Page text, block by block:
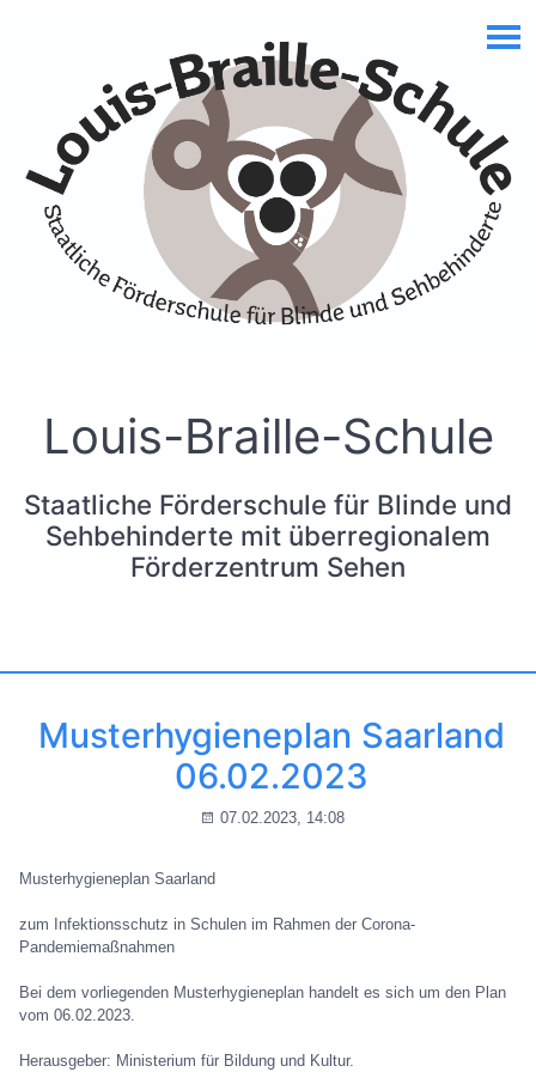
Louis-Braille-Schule
Staatliche Förderschule für Blinde und
Sehbehinderte mit überregionalem
Förderzentrum Sehen
Musterhygieneplan Saarland
06.02.2023
07.02.2023, 14:08
Musterhygieneplan Saarland
zum Infektionsschutz in Schulen im Rahmen der Corona-
Pandemiemaßnahmen
Bei dem vorliegenden Musterhygieneplan handelt es sich um den Plan
vom 06.02.2023.
Herausgeber: Ministerium für Bildung und Kultur.